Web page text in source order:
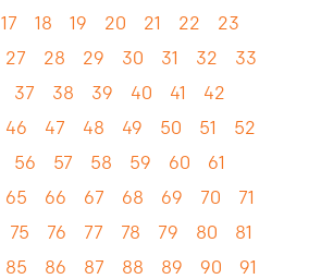
17 18 19 20 21 22
23
27 28 29 30 31 32
33
37 38 39 40 41
42
46 47 48 49 50 51
52
56 57 58 59 60
61
65 66 67 68 69 70
71
75 76 77 78 79 80
81
85 86 87 88 89 90
91